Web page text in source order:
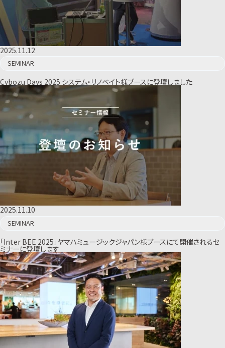
2025.11.12
SEMINAR
Cybozu Days 2025 システム・リノベイト様ブースに登壇しました
2025.11.10
SEMINAR
「Inter BEE 2025」ヤマハミュージックジャパン様ブースにて開催されるセ
ミナーに登壇します